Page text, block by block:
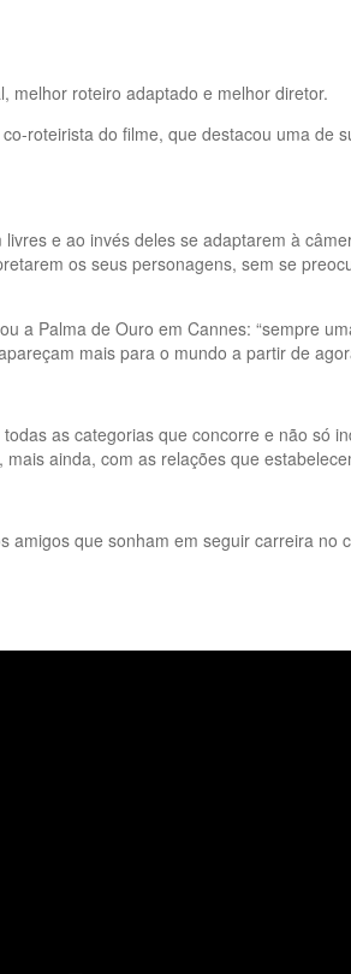
melhor roteiro adaptado e melhor diretor.
roteirista do filme, que destacou uma de
e ao invés deles se adaptarem à
os seus personagens, sem se
a Palma de Ouro em Cannes: “sempre
mais para o mundo a partir de
as categorias que concorre e não
ainda, com as relações que
que sonham em seguir carreira no